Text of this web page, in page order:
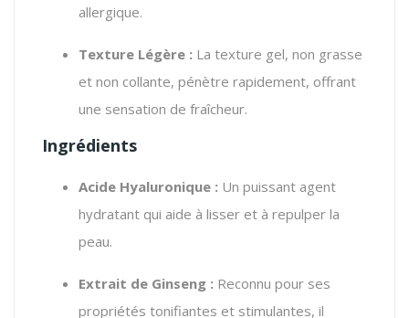
allergique.
Texture Légère : La texture gel, non grasse
et non collante, pénètre rapidement, offrant
une sensation de fraîcheur.
Ingrédients
Acide Hyaluronique : Un puissant agent
hydratant qui aide à lisser et à repulper la
peau.
Extrait de Ginseng : Reconnu pour ses
propriétés tonifiantes et stimulantes, il